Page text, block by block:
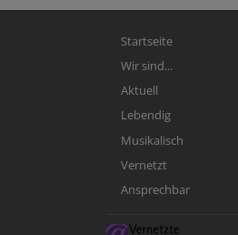
Hauptnavigation
Startseite
Wir sind...
Aktuell
Lebendig
Musikalisch
Vernetzt
Ansprechbar